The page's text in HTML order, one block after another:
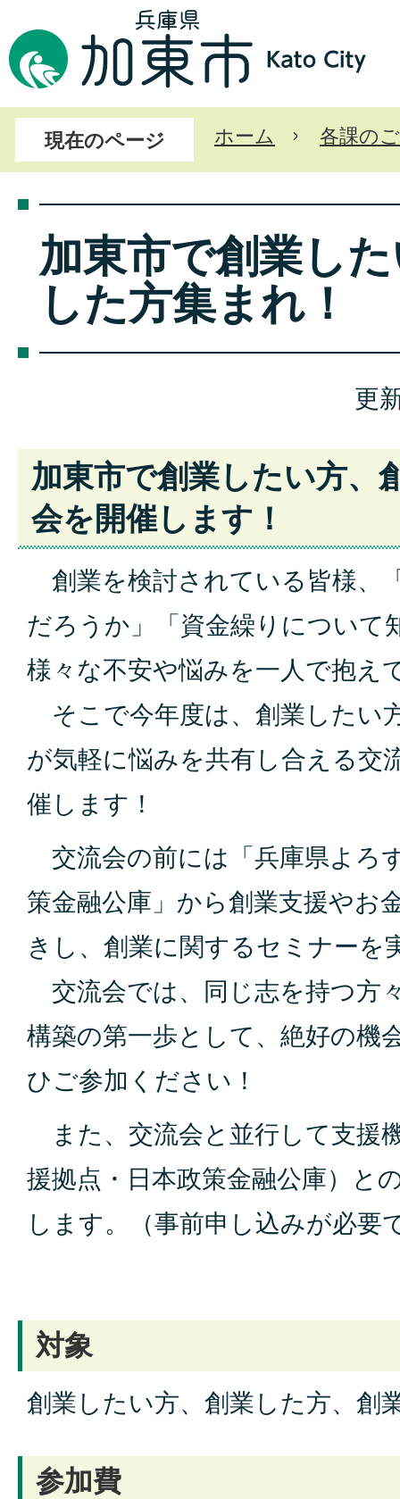
現在のページ ホーム 各課の
加東市で創業し
した方集まれ！
更
加東市で創業したい方、
会を開催します！
創業を検討されている皆様、
だろうか」「資金繰りについて
様々な不安や悩みを一人で抱え
そこで今年度は、創業したい
が気軽に悩みを共有し合える交
催します！
交流会の前には「兵庫県よろ
策金融公庫」から創業支援やお
きし、創業に関するセミナーを
交流会では、同じ志を持つ方
構築の第一歩として、絶好の機
ひご参加ください！
また、交流会と並行して支援
援拠点・日本政策金融公庫）と
します。（事前申し込みが必要
対象
創業したい方、創業した方、創
参加費